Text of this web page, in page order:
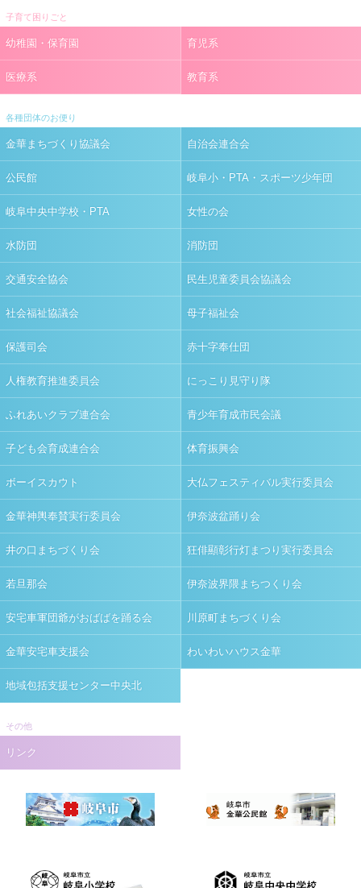
子育て困りごと
幼稚園・保育園 育児系
医療系 教育系
各種団体のお便り
金華まちづくり協議会 自治会連合会
公民館 岐阜小・PTA・スポーツ少年団
岐阜中央中学校・PTA 女性の会
水防団 消防団
交通安全協会 民生児童委員会協議会
社会福祉協議会 母子福祉会
保護司会 赤十字奉仕団
人権教育推進委員会 にっこり見守り隊
ふれあいクラブ連合会 青少年育成市民会議
子ども会育成連合会 体育振興会
ボーイスカウト 大仏フェスティバル実行委員会
金華神輿奉賛実行委員会 伊奈波盆踊り会
井の口まちづくり会 狂俳顯彰行灯まつり実行委員会
若旦那会 伊奈波界隈まちつくり会
安宅車軍団爺がおばばを踊る会 川原町まちづくり会
金華安宅車支援会 わいわいハウス金華
地域包括支援センター中央北
その他
リンク